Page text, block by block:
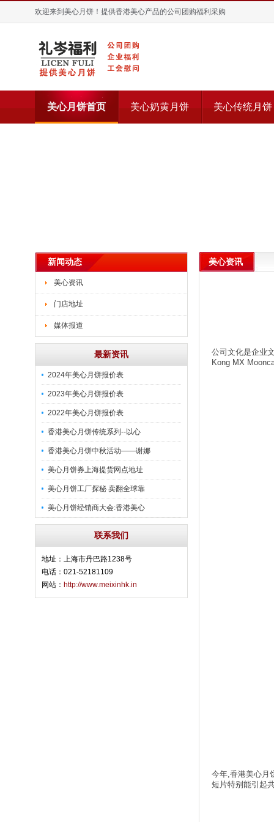
欢迎来到美心月饼！提供香港美心产品的公司团购福利采购
美心月饼首页 美心奶黄月饼 美心传统月饼
新闻动态
美心资讯
门店地址
媒体报道
最新资讯
2024年美心月饼报价表
2023年美心月饼报价表
2022年美心月饼报价表
香港美心月饼传统系列--以心
香港美心月饼中秋活动——谢娜
美心月饼券上海提货网点地址
美心月饼工厂探秘 卖翻全球靠
美心月饼经销商大会:香港美心
联系我们
地址：上海市丹巴路1238号
电话：021-52181109
网站： http://www.meixinhk.in
美心资讯
公司文化是企业
Kong MX
今年,香港美心月
短片特别能引起